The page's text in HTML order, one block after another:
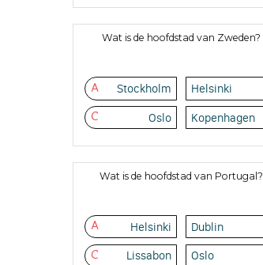
Wat is de hoofdstad van Zweden?
A Stockholm Helsinki
C Oslo Kopenhagen
Wat is de hoofdstad van Portugal?
A Helsinki Dublin
C Lissabon Oslo